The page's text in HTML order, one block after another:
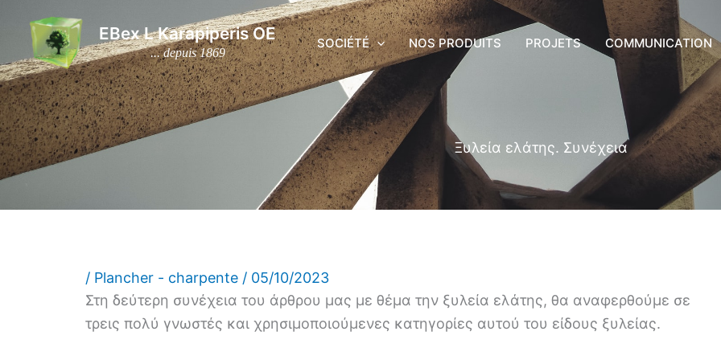
contenu
EBex L Karapiperis OE
... depuis 1869
SOCIÉTÉ NOS PRODUITS PROJETS COMMUNICATION
Ξυλεία ελάτης. Συνέχεια
/ Plancher - charpente / 05/10/2023
Στη δεύτερη συνέχεια του άρθρου μας με θέμα την ξυλεία ελάτης, θα αναφερθούμε σε
τρεις πολύ γνωστές και χρησιμοποιούμενες κατηγορίες αυτού του είδους ξυλείας.